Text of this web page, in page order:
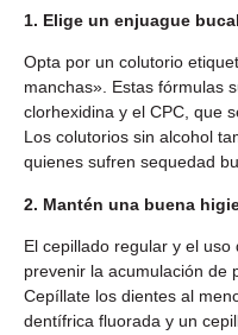
1. Elige un enjuague
Opta por un colutorio
manchas». Estas fórmulas
clorhexidina y el CPC, que
Los colutorios sin alcohol
quienes sufren sequedad
2. Mantén una buena
El cepillado regular y el
prevenir la acumulación de
Cepíllate los dientes al
dentífrica fluorada y un